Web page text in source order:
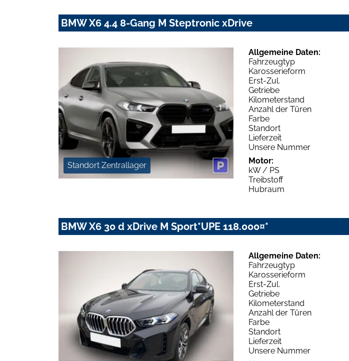
BMW X6 4.4 8-Gang M Steptronic xDrive
Standort Zentrallager
Allgemeine Daten:
Fahrzeugtyp
Karosserieform
Erst-Zul.
Getriebe
Kilometerstand
Anzahl der Türen
Farbe
Standort
Lieferzeit
Unsere Nummer
Motor:
kW / PS
Treibstoff
Hubraum
BMW X6 30 d xDrive M Sport*UPE 118.000¤*
Allgemeine Daten:
Fahrzeugtyp
Karosserieform
Erst-Zul.
Getriebe
Kilometerstand
Anzahl der Türen
Farbe
Standort
Lieferzeit
Unsere Nummer